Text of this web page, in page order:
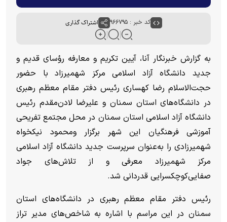
کد خبر : ۹۶۶۷۹۵ اشتراک گذاری
به گزارش خبرنگار آنا، آیین تکریم و معارفه رؤسای قدیم و
جدید دانشگاه آزاد اسلامی مرکز شهمیرزاد با حضور
حجت‌الاسلام رضا کهساری رئیس دفتر مقام معظم رهبری
در دانشگاه‌های استان سمنان و علیرضا لادن‌مقدم رئیس
دانشگاه آزاد اسلامی استان سمنان در محل مجتمع تفریحی
آموزشی فرهنگیان این شهر برگزار ومحمود نیکخواه
شهمیرزادی را به‌عنوان سرپرست جدید دانشگاه آزاد اسلامی
مرکز شهمیرزاد معرفی و از تلاش‌های جواد
صفایی‌کوچکسرایی قدردانی شد.
رئیس دفتر مقام معظم رهبری در دانشگاه‌های استان
سمنان در این مراسم با اشاره به شاخص‌های مدیر تراز